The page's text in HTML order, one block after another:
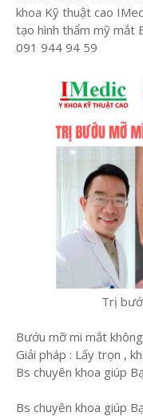
khoa Kỹ thuật cao
tạo hình thẩm mỹ mắt
091 944 94 59
Trị
Bướu mỡ mi mắt
Giải pháp : Lấy trọn ,
Bs chuyên khoa giúp
Bs chuyên khoa giúp